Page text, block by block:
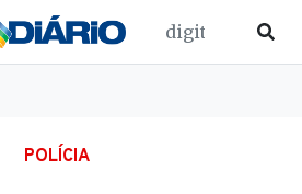
POLÍCIA